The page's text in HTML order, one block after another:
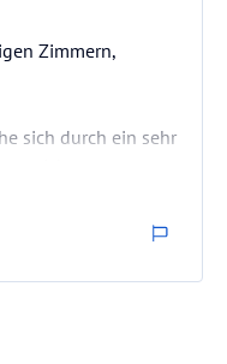
Zimmern,
sich durch ein sehr